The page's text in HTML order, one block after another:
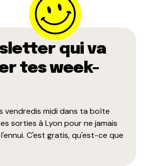
qui va
tes week-
vendredis midi dans ta boîte
sorties à Lyon pour ne jamais
C'est gratis, qu'est-ce que